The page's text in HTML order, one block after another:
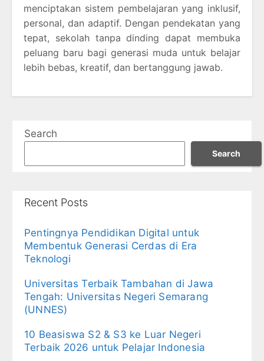
menciptakan sistem pembelajaran yang inklusif,
personal, dan adaptif. Dengan pendekatan yang
tepat, sekolah tanpa dinding dapat membuka
peluang baru bagi generasi muda untuk belajar
lebih bebas, kreatif, dan bertanggung jawab.
Search
Search
Recent Posts
Pentingnya Pendidikan Digital untuk
Membentuk Generasi Cerdas di Era
Teknologi
Universitas Terbaik Tambahan di Jawa
Tengah: Universitas Negeri Semarang
(UNNES)
10 Beasiswa S2 & S3 ke Luar Negeri
Terbaik 2026 untuk Pelajar Indonesia